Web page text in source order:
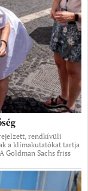
rendkívüli
a klímakutatókat tartja
Goldman Sachs friss